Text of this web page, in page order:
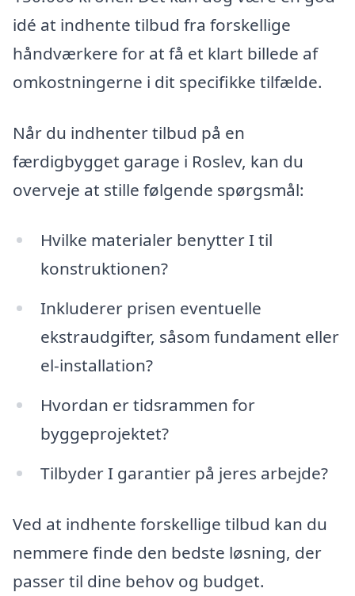
idé at indhente tilbud fra forskellige
håndværkere for at få et klart billede af
omkostningerne i dit specifikke tilfælde.
Når du indhenter tilbud på en
færdigbygget garage i Roslev, kan du
overveje at stille følgende spørgsmål:
Hvilke materialer benytter I til
konstruktionen?
Inkluderer prisen eventuelle
ekstraudgifter, såsom fundament eller
el-installation?
Hvordan er tidsrammen for
byggeprojektet?
Tilbyder I garantier på jeres arbejde?
Ved at indhente forskellige tilbud kan du
nemmere finde den bedste løsning, der
passer til dine behov og budget.